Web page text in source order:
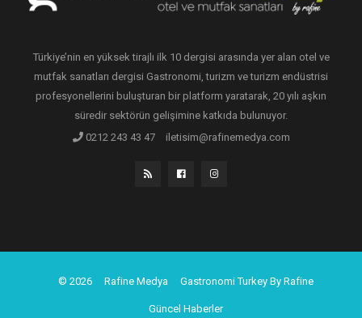
Türkiye’nin en yüksek tirajlı ilk 10 dergisi arasında yer alan otel ve
mutfak sanatları dergisi Gastronomi, turizm ve turizm endüstrisi
profesyonellerini buluşturan bir platform yaratarak, 20 yılı aşkın
süredir sektörün gelişimine katkıda bulunuyor.
0212 243 43 47
iletisim@rafinemedya.com
© 2026 Rafine Medya Gastronomi Turkey By Rafine
Güncel Haberler